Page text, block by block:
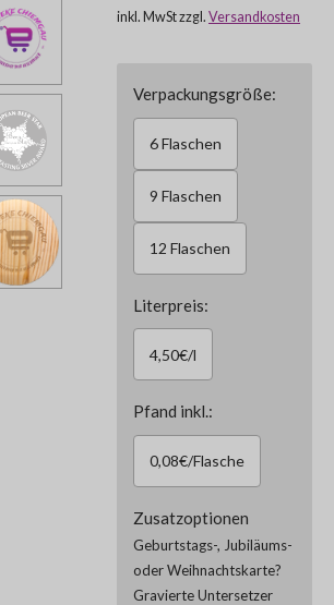
inkl. MwSt zzgl. Versandkosten
Verpackungsgröße:
6 Flaschen
9 Flaschen
12 Flaschen
Literpreis:
4,50€/l
Pfand inkl.:
0,08€/Flasche
Zusatzoptionen
Geburtstags-, Jubiläums-
oder Weihnachtskarte?
Gravierte Untersetzer